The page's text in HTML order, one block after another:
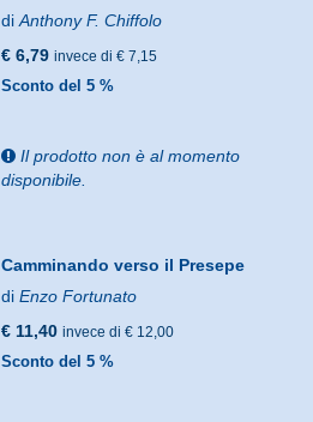
diAnthony F. Chiffolo
€ 6,79 invece di € 7,15
Sconto del 5 %
Il prodotto non è al momento
disponibile.
Camminando verso il Presepe
diEnzo Fortunato
€ 11,40 invece di € 12,00
Sconto del 5 %